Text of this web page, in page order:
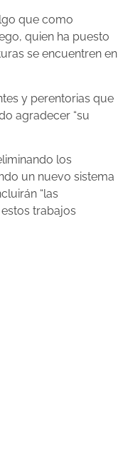
que como
quien ha puesto
se encuentren en
y perentorias que
agradecer “su
los
un nuevo sistema
“las
trabajos